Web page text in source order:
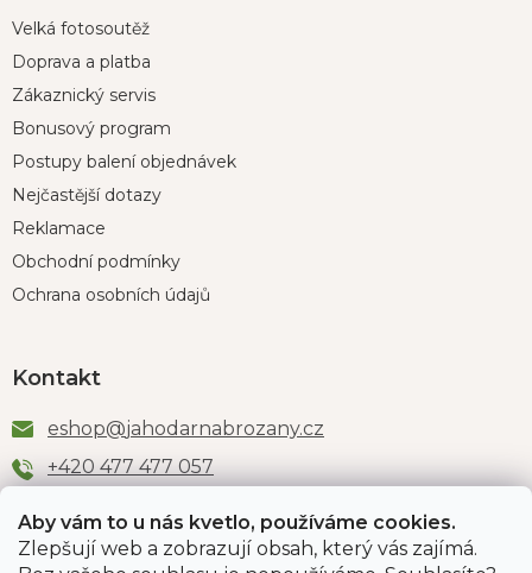
Aby vám to u nás kvetlo, používáme cookies.
Zlepšují web a zobrazují obsah, který vás zajímá.
Velká fotosoutěž
Doprava a platba
Zákaznický servis
Bonusový program
Postupy balení objednávek
Nejčastější dotazy
Reklamace
Obchodní podmínky
Ochrana osobních údajů
Kontakt
eshop@jahodarnabrozany.cz
+420 477 477 057
Odběr newsletteru